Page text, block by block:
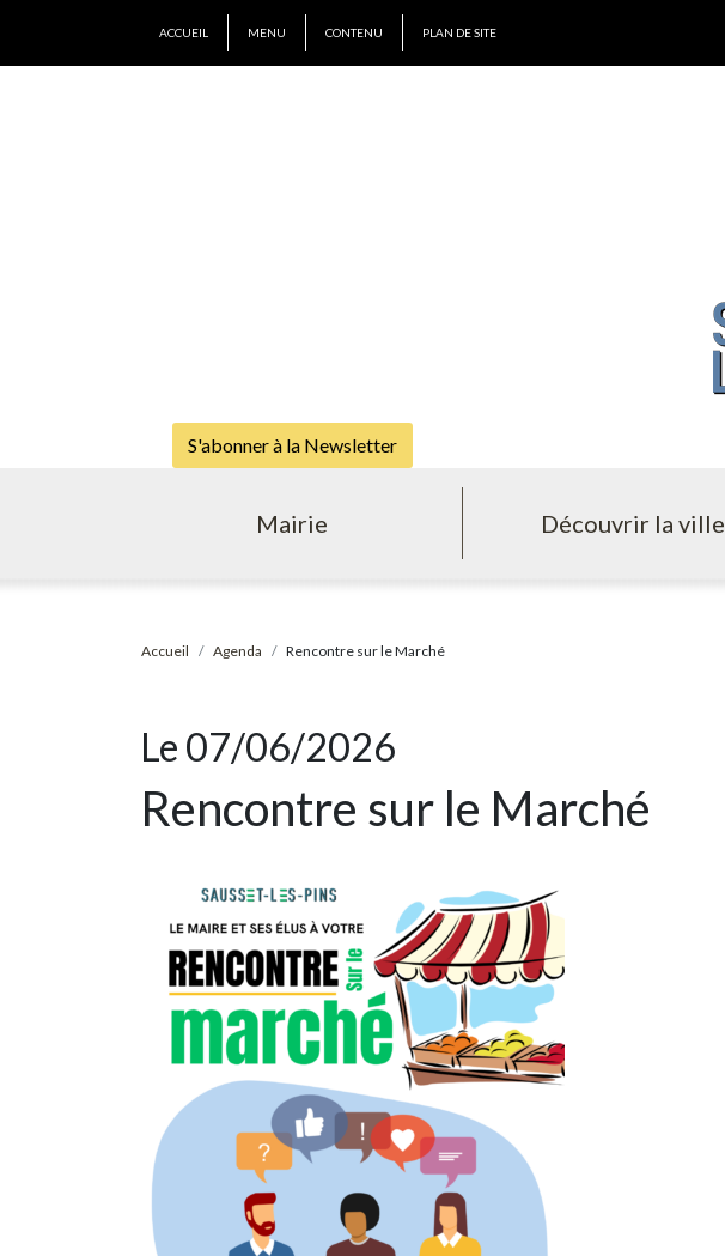
ACCUEIL MENU CONTENU PLAN DE SITE
S'abonner à la Newsletter
Mairie Découvrir la ville
Accueil Agenda Rencontre sur le Marché
Le 07/06/2026
Rencontre sur le Marché